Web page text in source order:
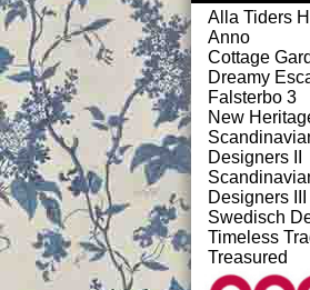
Alla Tiders
Anno
Cottage
Dreamy
Falsterbo 3
New
Designers II
Designers III
Swedisch
Timeless
Treasured